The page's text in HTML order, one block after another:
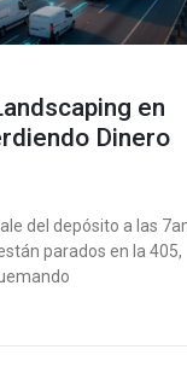
en
Dinero
del depósito a las
parados en la 405,